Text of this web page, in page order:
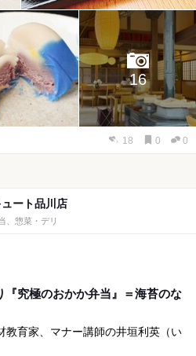
16
18 0 0
ート品川店
、惣菜・デリ
究極のおかか弁当』＝海苔のな
教育家、マナー講師の井垣利英（い